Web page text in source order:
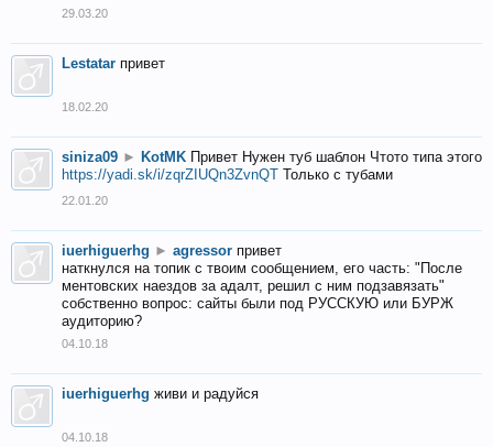
29.03.20
Lestatar привет
18.02.20
siniza09 ► KotMK Привет Нужен туб шаблон Чтото типа этого
https://yadi.sk/i/zqrZIUQn3ZvnQT Только с тубами
22.01.20
iuerhiguerhg ► agressor привет
наткнулся на топик с твоим сообщением, его часть: "После
ментовских наездов за адалт, решил с ним подзавязать"
собственно вопрос: сайты были под РУССКУЮ или БУРЖ
аудиторию?
04.10.18
iuerhiguerhg живи и радуйся
04.10.18